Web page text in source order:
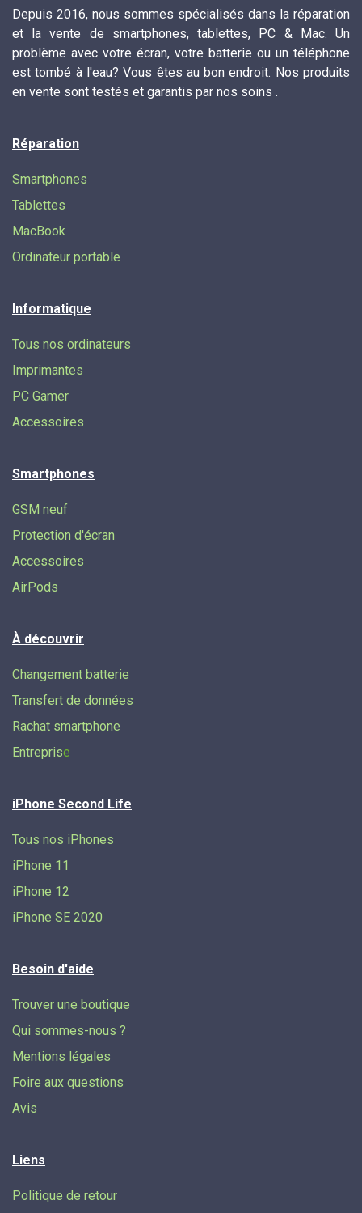
Depuis 2016, nous sommes spécialisés dans la réparation
et la vente de smartphones, tablettes, PC & Mac. Un
problème avec votre écran, votre batterie ou un téléphone
est tombé à l'eau? Vous êtes au bon endroit. Nos produits
en vente sont testés et garantis par nos soins .
Réparation
Smartphones
Tablettes
MacBook
Ordinateur portable
Informatique
Tous nos ordinateurs
Imprimantes
PC Gamer
Accessoires
Smartphones
GSM neuf
Protection d'écran
Accessoires
AirPods
À découvrir
Changement batterie
Transfert de données​
Rachat smartphone
Entreprise
iPhone Second Life
Tous nos iPhones
iPhone 11
iPhone 12
iPhone SE 2020
Besoin d'aide
Trouver une boutique
Qui sommes-nous ?
Mentions légales
Foire aux questions
Avis
Liens
Politique de retour